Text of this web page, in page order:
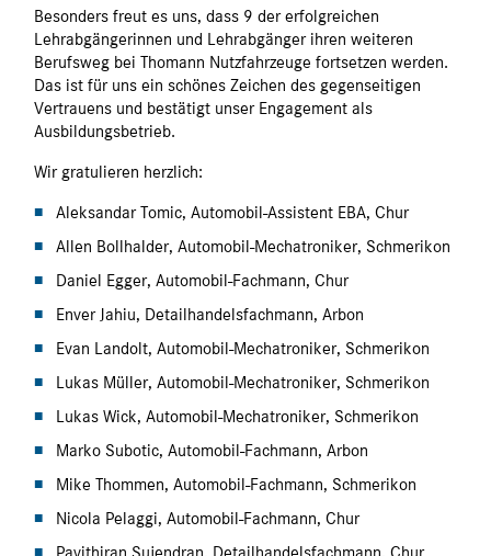
Besonders freut es uns, dass 9 der erfolgreichen
Lehrabgängerinnen und Lehrabgänger ihren weiteren
Berufsweg bei Thomann Nutzfahrzeuge fortsetzen werden.
Das ist für uns ein schönes Zeichen des gegenseitigen
Vertrauens und bestätigt unser Engagement als
Ausbildungsbetrieb.
Wir gratulieren herzlich:
Aleksandar Tomic, Automobil-Assistent EBA, Chur
Allen Bollhalder, Automobil-Mechatroniker, Schmerikon
Daniel Egger, Automobil-Fachmann, Chur
Enver Jahiu, Detailhandelsfachmann, Arbon
Evan Landolt, Automobil-Mechatroniker, Schmerikon
Lukas Müller, Automobil-Mechatroniker, Schmerikon
Lukas Wick, Automobil-Mechatroniker, Schmerikon
Marko Subotic, Automobil-Fachmann, Arbon
Mike Thommen, Automobil-Fachmann, Schmerikon
Nicola Pelaggi, Automobil-Fachmann, Chur